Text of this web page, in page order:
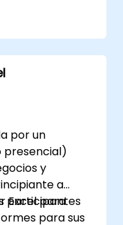
por un
presencial)
y
a
Excel para
para sus
participantes